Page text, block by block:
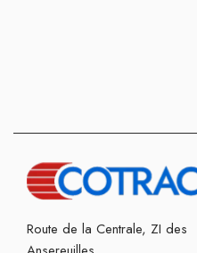
Route de la Centrale, ZI des